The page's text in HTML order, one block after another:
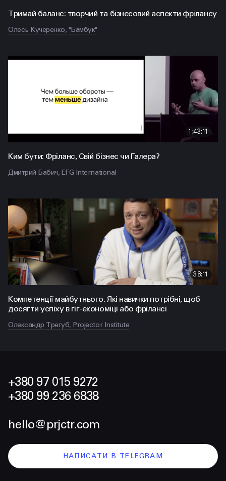
Тримай баланс: творчий та бізнесовий аспекти фрілансу
Олесь Кучеренко, "Бамбук"
1:43:11
Ким бути: Фріланс, Свій бізнес чи Галера?
Дмитрий Бабич, EFG International
38:11
Компетенції майбутнього. Які навички потрібні, щоб
досягти успіху в гіг-економіці або фрілансі
Олександр Трегуб, Projector Institute
+380 97 015 9272
+380 99 236 6838
hello@prjctr.com
НАПИСАТИ В TELEGRAM